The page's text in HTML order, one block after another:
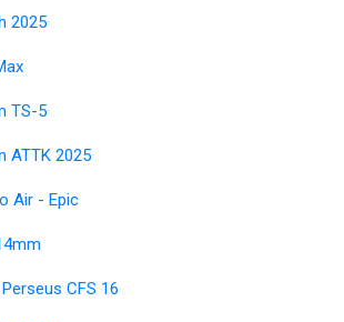
2025
TS-5
ATTK 2025
Air - Epic
CFS 16